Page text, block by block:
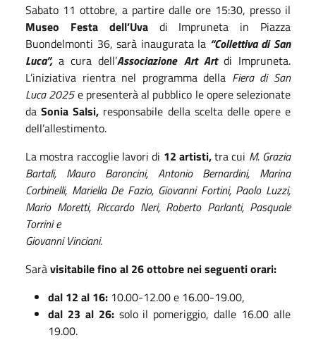
Sabato 11 ottobre, a partire dalle ore 15:30, presso il
Museo Festa dell’Uvadi Impruneta in Piazza
Buondelmonti 36, sarà inaugurata la “Collettiva di San
Luca”,a cura dell’Associazione Art Art di Impruneta.
L’iniziativa rientra nel programma della Fiera di San
Luca 2025e presenterà al pubblico le opere selezionate
daSonia Salsi, responsabile della scelta delle opere e
dell’allestimento.
La mostra raccoglie lavori di 12 artisti,tra cui M. Grazia
Bartali, Mauro Baroncini, Antonio Bernardini, Marina
Corbinelli, Mariella De Fazio, Giovanni Fortini, Paolo Luzzi,
Mario Moretti, Riccardo Neri, Roberto Parlanti, Pasquale
Torrini e
Giovanni Vinciani.
Saràvisitabile fino al 26 ottobre nei seguenti orari:
dal 12 al 16: 10.00-12.00 e 16.00-19.00,
dal 23 al 26:solo il pomeriggio, dalle 16.00 alle
19.00.